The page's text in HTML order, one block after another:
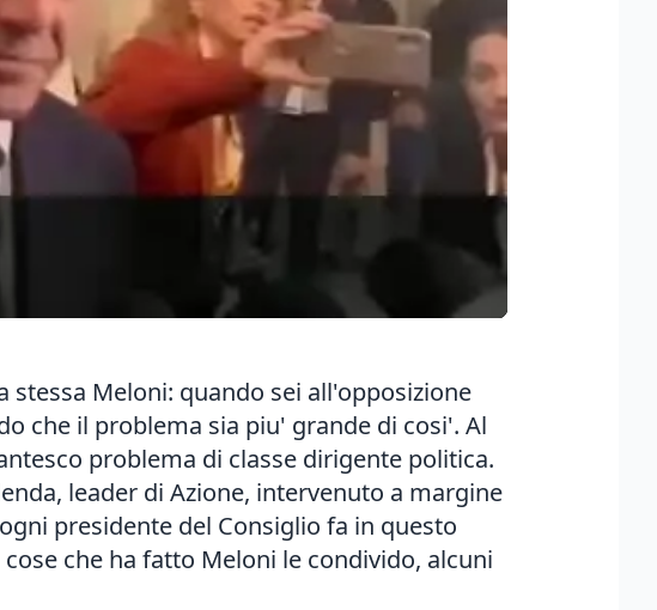
stessa Meloni: quando sei all'opposizione
che il problema sia piu' grande di cosi'. Al
problema di classe dirigente politica.
leader di Azione, intervenuto a margine
presidente del Consiglio fa in questo
che ha fatto Meloni le condivido, alcuni